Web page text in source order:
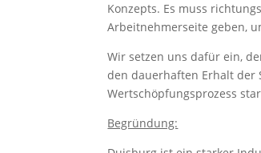
Konzepts. Es muss
Arbeitnehmerseite geben,
Wir setzen uns dafür ein,
den dauerhaften Erhalt
Wertschöpfungsprozess
Begründung: